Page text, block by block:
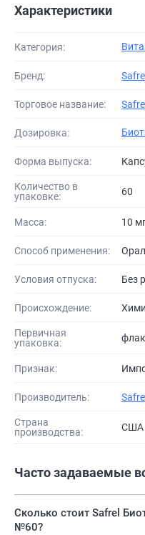
Характеристики
Категория:
Бренд: Safrel
Торговое название:
Дозировка:
Форма выпуска:
Количество в
упаковке:
60
Масса: 10
Способ применения:
Условия отпуска: Без
Происхождение:
Первичная
упаковка:
Признак:
Производитель: Safrel
Страна
производства:
США
Часто задаваемые
Сколько стоит Safrel
№60?